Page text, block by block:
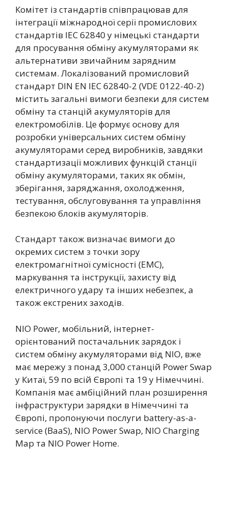
Комітет із стандартів співпрацював для
інтеграції міжнародної серії промислових
стандартів IEC 62840 у німецькі стандарти
для просування обміну акумуляторами як
альтернативи звичайним зарядним
системам. Локалізований промисловий
стандарт DIN EN IEC 62840-2 (VDE 0122-40-2)
містить загальні вимоги безпеки для систем
обміну та станцій акумуляторів для
електромобілів. Це формує основу для
розробки універсальних систем обміну
акумуляторами серед виробників, завдяки
стандартизації можливих функцій станції
обміну акумуляторами, таких як обмін,
зберігання, заряджання, охолодження,
тестування, обслуговування та управління
безпекою блоків акумуляторів.
Стандарт також визначає вимоги до
окремих систем з точки зору
електромагнітної сумісності (EMC),
маркування та інструкції, захисту від
електричного удару та інших небезпек, а
також екстрених заходів.
NIO Power, мобільний, інтернет-
орієнтований постачальник зарядок і
систем обміну акумуляторами від NIO, вже
має мережу з понад 3,000 станцій Power Swap
у Китаї, 59 по всій Європі та 19 у Німеччині.
Компанія має амбіційний план розширення
інфраструктури зарядки в Німеччині та
Європі, пропонуючи послуги battery-as-a-
service (BaaS), NIO Power Swap, NIO Charging
Map та NIO Power Home.